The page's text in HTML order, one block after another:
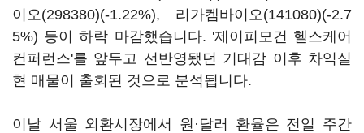
이오(298380)(-1.22%), 리가켐바이오(141080)(-2.7
5%) 등이 하락 마감했습니다. '제이피모건 헬스케어
컨퍼런스'를 앞두고 선반영됐던 기대감 이후 차익실
현 매물이 출회된 것으로 분석됩니다.
이날 서울 외환시장에서 원·달러 환율은 전일 주간